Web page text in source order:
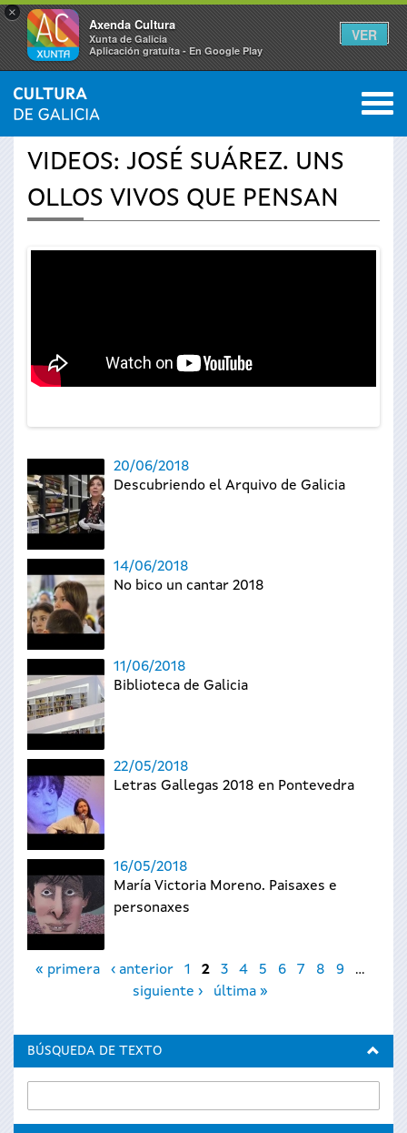
×
Axenda Cultura
Xunta de Galicia
Aplicación gratuíta - En Google Play
VER
Se
usted
INICIO › ACTUALIDAD 0
VIDEOS: JOSÉ SUÁREZ. UNS
OLLOS VIVOS QUE PENSAN
20/06/2018
Descubriendo el Arquivo de Galicia
14/06/2018
No bico un cantar 2018
11/06/2018
Biblioteca de Galicia
22/05/2018
Letras Gallegas 2018 en Pontevedra
16/05/2018
María Victoria Moreno. Paisaxes e
personaxes
Páginas
« primera ‹ anterior 1 2 3 4 5 6 7 8 9
…
siguiente ›
última »
BÚSQUEDA DE TEXTO